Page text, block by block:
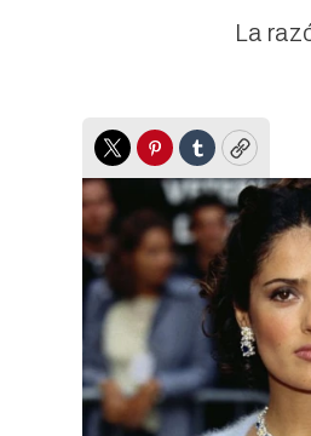
La
TwitterPinterest
TumblrCopy